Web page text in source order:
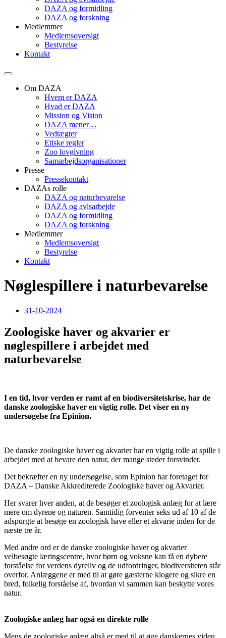
DAZA og formidling
DAZA og forskning
Medlemmer
Medlemsoversigt
Bestyrelse
Kontakt
Om DAZA
Hvem er DAZA
Hvad er DAZA
Mission og Vision
DAZA mener…
Vedtægter
Etiske regler
Zoo lovgivning
Samarbejdsorganisationer
Presse
Pressekontakt
DAZAs rolle
DAZA og natur­bevarelse
DAZA og avls­arbejde
DAZA og formidling
DAZA og forskning
Medlemmer
Medlemsoversigt
Bestyrelse
Kontakt
Nøglespillere i naturbevarelse
31-10-2024
Zoologiske haver og akvarier er
nøglespillere i arbejdet med
naturbevarelse
I en tid, hvor verden er ramt af en biodiversitetskrise, har de
danske zoologiske haver en vigtig rolle. Det viser en ny
undersøgelse fra Epinion.
De danske zoologiske haver og akvarier har en vigtig rolle at spille i
arbejdet med at bevare den natur, der mange steder forsvinder.
Det bekræfter en ny undersøgelse, som Epinion har foretaget for
DAZA – Danske Akkrediterede Zoologiske haver og Akvarier.
Her svarer hver anden, at de besøger et zoologisk anlæg for at lære
mere om dyrene og naturen. Samtidig forventer seks ud af 10 af de
adspurgte at besøge en zoologisk have eller et akvarie inden for de
næste tre år.
Med andre ord er de danske zoologiske haver og akvarier
velbesøgte læringscentre, hvor børn og voksne kan få en dybere
forståelse for verdens dyreliv og de udfordringer, biodiversiteten står
overfor. Anlæggene er med til at gøre gæsterne klogere og sikre en
bred, folkelig forståelse af, hvordan vi sammen kan beskytte vores
natur.
Zoologiske anlæg har også en direkte rolle
Mens de zoologiske anlæg altså er med til at øge danskernes viden